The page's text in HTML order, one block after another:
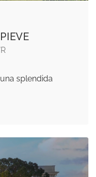
splendida